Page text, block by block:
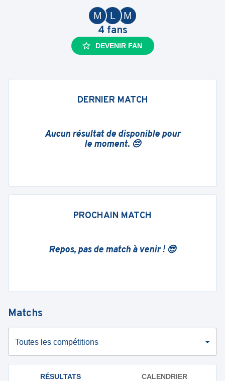
M
L
M
4 fans
DEVENIR FAN
DERNIER MATCH
Aucun résultat de disponible pour
le moment. 😔
PROCHAIN MATCH
Repos, pas de match à venir ! 😎
Matchs
Toutes les compétitions
RÉSULTATS CALENDRIER